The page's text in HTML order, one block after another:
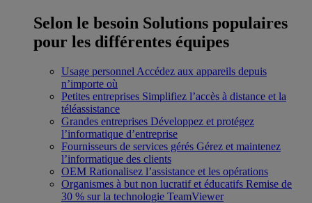
Selon le besoin Solutions populaires
pour les différentes équipes
Usage personnel Accédez aux appareils depuis
n’importe où
Petites entreprises Simplifiez l’accès à distance et la
téléassistance
Grandes entreprises Développez et protégez
l’informatique d’entreprise
Fournisseurs de services gérés Gérez et maintenez
l’informatique des clients
OEM Rationalisez l’assistance et les opérations
Organismes à but non lucratif et éducatifs Remise de
30 % sur la technologie TeamViewer